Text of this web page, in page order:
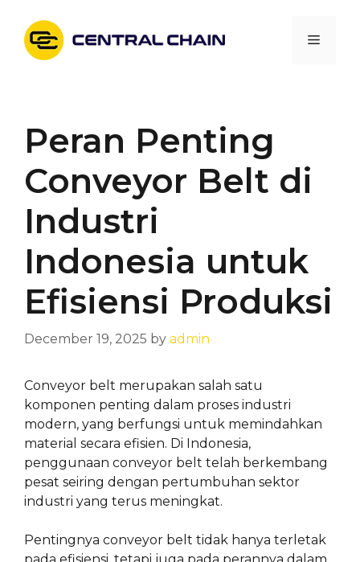
content
Menu
Peran Penting
Conveyor Belt di
Industri
Indonesia untuk
Efisiensi Produksi
December 19, 2025 by admin
Conveyor belt merupakan salah satu
komponen penting dalam proses industri
modern, yang berfungsi untuk memindahkan
material secara efisien. Di Indonesia,
penggunaan conveyor belt telah berkembang
pesat seiring dengan pertumbuhan sektor
industri yang terus meningkat.
Pentingnya conveyor belt tidak hanya terletak